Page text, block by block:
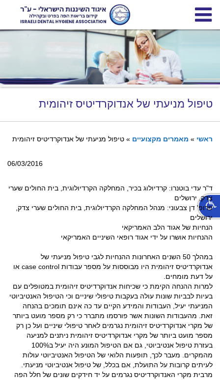
-
הישראלי
טיפול מניעתי של אנדוקרדיטיס זיהומית
ראשי » מאמרים מקצועיים » טיפול מניעתי של אנדוקרדיטיס זיהומית
06/03/2016
ד"ר עדי בוטנרו: קרדיולוג בכיר, המחלקה הקרדיולוגית, בית החולים שערי
צדק, ירושלים
פרופ' דן צבעוני: מנהל המחלקה הקרדיולוגית, בית החולים שערי צדק,
ירושלים
הנחיות של אגוד הלב האמריקאי
ההנחיות אושרו על ידי אגוד רופאי השיניים האמריקאי
במהלך 50 השנים האחרונות ההנחיות לגבי טיפול מניעתי של
אנדוקרדיטיס זיהומית היו מבוססות על מספר עבודות case control או
על דעת מומחים.
למרות ההנחה הקימת כי שכיחות אנדוקרדיטיס זיהומית במטופלים עם
בעיות לבביות שונות עולה בעקבות טיפולי שיניים וכי הטיפול האנטיביוטי
המניעתי יעיל, העבודות והמידע הקיים עד כה אינם תומכים בהנחה
זאת. מהעבודות השונות אשר פורסמו מתברר כי רק מספר מועט ביותר
של מקרי אנדוקרדיטיס זיהומית נגרמים לאחר טיפולי שיניים ועל כן רק
מספר מועט ביותר של מקרי אנדוקרדיטיס זיהומית ניתנים למניעה
בעזרת טיפול אנטיביוטי, גם אם הטיפול המונע היה יעיל ב100%
מהמקרים. מעבר לכך, תופעות הלואי של הטיפול האנטיביוטי עולות
לעיתים קרובות על התועלת, אם בכלל, של טיפול אנטיביוטי מניעתי.
מרבית מקרי האנדוקרדיטיס נגרמים על יד חידקים שונים של חלל הפה